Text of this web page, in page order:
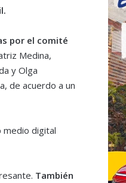
por el comité
Medina,
y Olga
de acuerdo a un
medio digital
También